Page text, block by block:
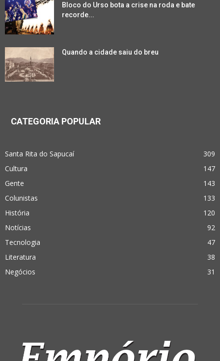
Bloco do Urso bota a crise na roda e bate
recorde...
Quando a cidade saiu do breu
CATEGORIA POPULAR
Santa Rita do Sapucaí
309
Cultura
147
Gente
143
Colunistas
133
História
120
Notícias
92
Tecnologia
47
Literatura
38
Negócios
31